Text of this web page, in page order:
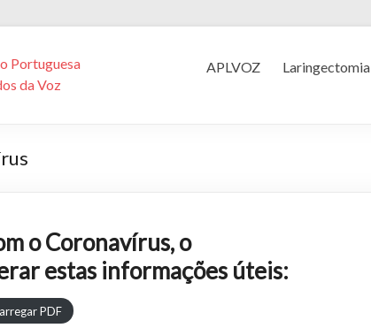
Portuguesa
da Voz
APLVOZ Laringectomia
o Coronavírus, o
estas informações úteis:
PDF